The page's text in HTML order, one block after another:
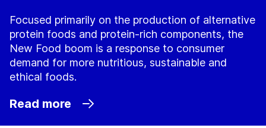
Focused primarily on the production of alternative
protein foods and protein-rich components, the
New Food boom is a response to consumer
demand for more nutritious, sustainable and
ethical foods.
Read more